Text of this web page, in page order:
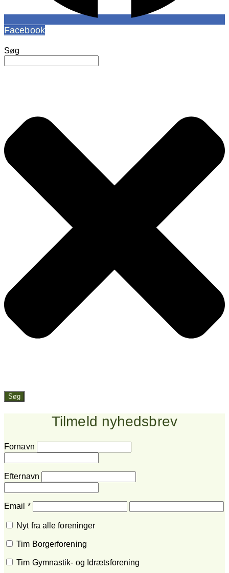
Facebook
Søg
Søg
Tilmeld nyhedsbrev
Fornavn
Efternavn
Email *
Nyt fra alle foreninger
Tim Borgerforening
Tim Gymnastik- og Idrætsforening